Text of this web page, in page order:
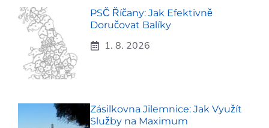
PSČ Říčany: Jak Efektivně
Doručovat Balíky
1. 8. 2026
Zásilkovna Jilemnice: Jak Využít
Služby na Maximum